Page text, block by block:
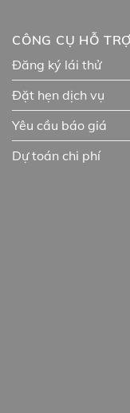
CÔNG CỤ HỖ TRỢ
Đăng ký lái thử
Đặt hẹn dịch vụ
Yêu cầu báo giá
Dự toán chi phí